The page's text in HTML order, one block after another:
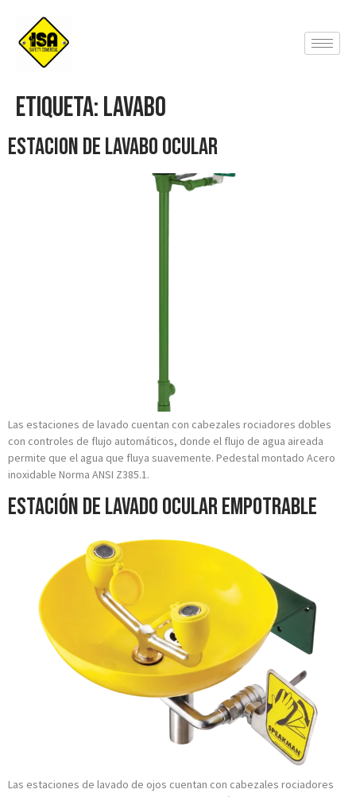
Etiqueta:Lavabo
Estacion de Lavabo Ocular
Las estaciones de lavado cuentan con cabezales rociadores dobles
con controles de flujo automáticos, donde el flujo de agua aireada
permite que el agua que fluya suavemente. Pedestal montado Acero
inoxidable Norma ANSI Z385.1.
Estación de Lavado Ocular Empotrable
Las estaciones de lavado de ojos cuentan con cabezales rociadores